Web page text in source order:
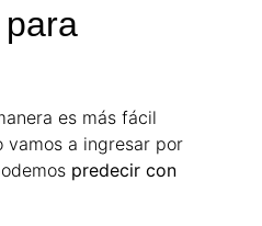
es más fácil
vamos a ingresar por
predecir con